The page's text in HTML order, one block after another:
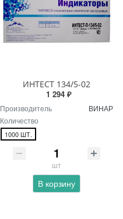
ИНТЕСТ 134/5-02
1 294 ₽
Производитель
ВИНАР
Количество
1000 ШТ.
шт
В корзину